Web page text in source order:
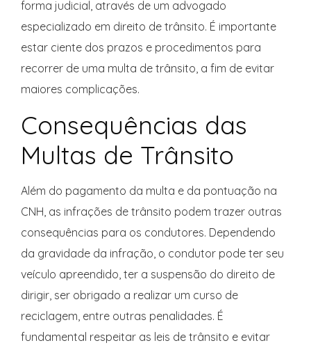
forma judicial, através de um advogado
especializado em direito de trânsito. É importante
estar ciente dos prazos e procedimentos para
recorrer de uma multa de trânsito, a fim de evitar
maiores complicações.
Consequências das
Multas de Trânsito
Além do pagamento da multa e da pontuação na
CNH, as infrações de trânsito podem trazer outras
consequências para os condutores. Dependendo
da gravidade da infração, o condutor pode ter seu
veículo apreendido, ter a suspensão do direito de
dirigir, ser obrigado a realizar um curso de
reciclagem, entre outras penalidades. É
fundamental respeitar as leis de trânsito e evitar